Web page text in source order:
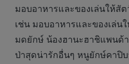
มอบอาหารและของเล่นให้สั
เช่น มอบอาหารและของเล่น
มดยักษ์ น้องฮานะฮาชิแพนด้
ป่าสุดน่ารักอื่นๆ หนูยักษ์คาปิ